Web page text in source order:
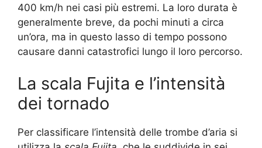
400 km/h nei casi più estremi. La loro durata è
generalmente breve, da pochi minuti a circa
un’ora, ma in questo lasso di tempo possono
causare danni catastrofici lungo il loro percorso.
La scala Fujita e l’intensità
dei tornado
Per classificare l’intensità delle trombe d’aria si